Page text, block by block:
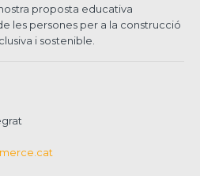
proposta educativa
les persones per a la construcció
i sostenible.